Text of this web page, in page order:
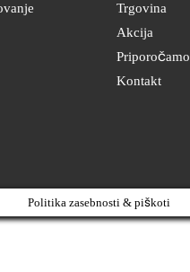
Trgovina
Akcija
Priporočamo
Kontakt
Politika zasebnosti & piškoti